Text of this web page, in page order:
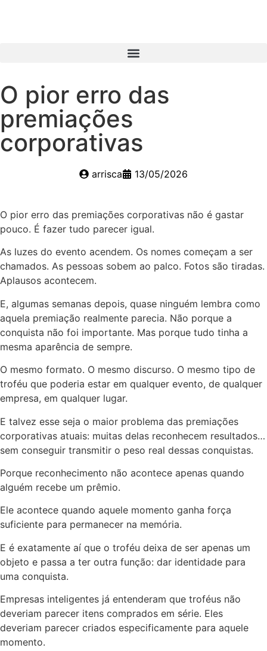
O pior erro das
premiações
corporativas
arrisca 13/05/2026
O pior erro das premiações corporativas não é gastar
pouco. É fazer tudo parecer igual.
As luzes do evento acendem. Os nomes começam a ser
chamados. As pessoas sobem ao palco. Fotos são tiradas.
Aplausos acontecem.
E, algumas semanas depois, quase ninguém lembra como
aquela premiação realmente parecia. Não porque a
conquista não foi importante. Mas porque tudo tinha a
mesma aparência de sempre.
O mesmo formato. O mesmo discurso. O mesmo tipo de
troféu que poderia estar em qualquer evento, de qualquer
empresa, em qualquer lugar.
E talvez esse seja o maior problema das premiações
corporativas atuais: muitas delas reconhecem resultados…
sem conseguir transmitir o peso real dessas conquistas.
Porque reconhecimento não acontece apenas quando
alguém recebe um prêmio.
Ele acontece quando aquele momento ganha força
suficiente para permanecer na memória.
E é exatamente aí que o troféu deixa de ser apenas um
objeto e passa a ter outra função: dar identidade para
uma conquista.
Empresas inteligentes já entenderam que troféus não
deveriam parecer itens comprados em série. Eles
deveriam parecer criados especificamente para aquele
momento.